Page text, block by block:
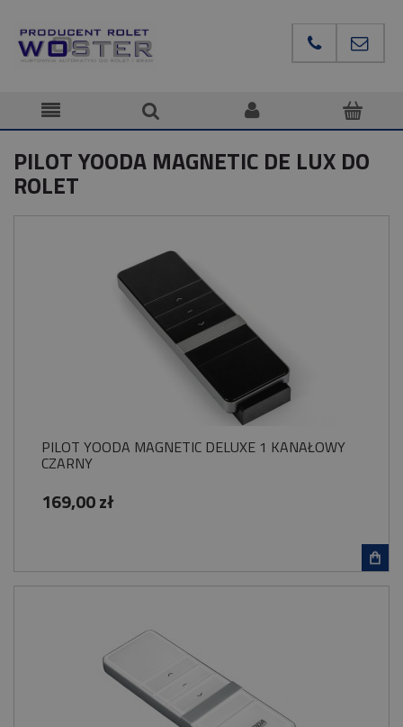
PILOT YOODA MAGNETIC DE LUX DO
ROLET
PILOT YOODA MAGNETIC DELUXE 1 KANAŁOWY
CZARNY
169,00 zł